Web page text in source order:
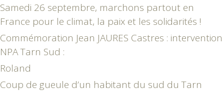
Samedi 26 septembre, marchons partout en
France pour le climat, la paix et les solidarités !
Commémoration Jean JAURES Castres : intervention
NPA Tarn Sud :
Roland
Coup de gueule d’un habitant du sud du Tarn